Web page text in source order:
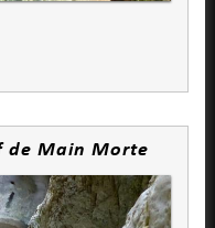
de Main Morte